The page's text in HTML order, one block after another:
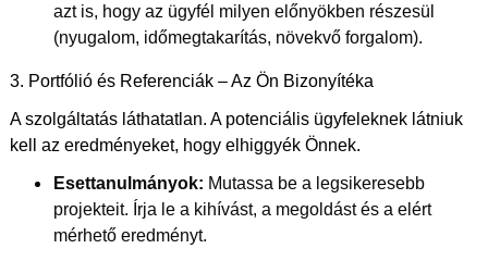
azt is, hogy az ügyfél milyen előnyökben részesül
(nyugalom, időmegtakarítás, növekvő forgalom).
3. Portfólió és Referenciák – Az Ön Bizonyítéka
A szolgáltatás láthatatlan. A potenciális ügyfeleknek látniuk
kell az eredményeket, hogy elhiggyék Önnek.
Esettanulmányok: Mutassa be a legsikeresebb
projekteit. Írja le a kihívást, a megoldást és a elért
mérhető eredményt.